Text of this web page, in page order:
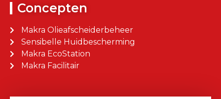
Concepten
Makra Olieafscheiderbeheer
Sensibelle Huidbescherming
Makra EcoStation
Makra Facilitair